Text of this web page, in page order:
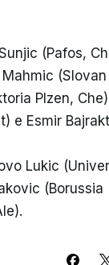
(Pafos,
Plzen,
e Esmir
Lukic
(Borussia